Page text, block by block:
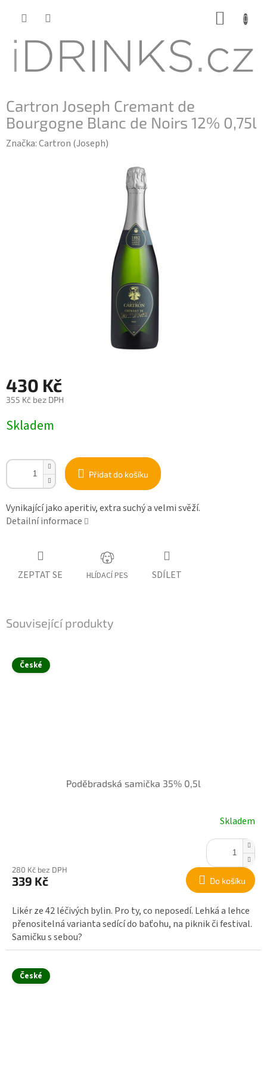
Cartron Joseph Cremant de
Bourgogne Blanc de Noirs 12% 0,75l
Značka:Cartron (Joseph)
430 Kč
355 Kč bez DPH
cena:
Skladem
Přidat do košíku
Vynikající jako aperitiv, extra suchý a velmi svěží.
Detailní informace
ZEPTAT SE HLÍDACÍ PES SDÍLET
Související produkty
České
Poděbradská samička 35% 0,5l
Skladem
280 Kč bez DPH
339 Kč Do košíku
Likér ze 42 léčivých bylin. Pro ty, co neposedí. Lehká a lehce
přenositelná varianta sedící do baťohu, na piknik či festival.
Samičku s sebou?
České